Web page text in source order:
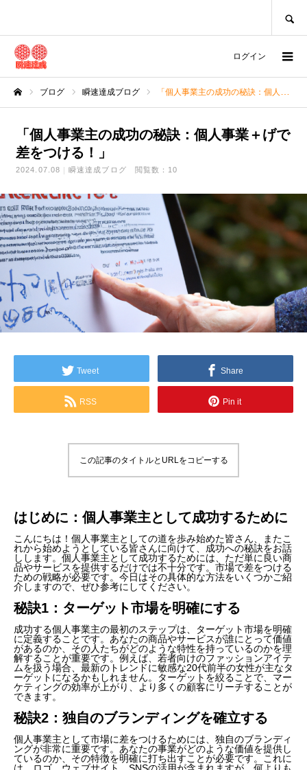
ログイン
ブログ 瞬速達成ブログ 「個人事業主の成功の秘訣：個人事業＋げで差をつける！」
「個人事業主の成功の秘訣：個人事業＋げで
差をつける！」
2024.07.08 瞬速達成ブログ 閲覧数：10
Tweet Share
RSS Pin it
この記事のタイトルとURLをコピーする
はじめに：個人事業主として成功するために
こんにちは！個人事業主としての道を歩み始めた皆さん、またこ
れから始めようとしている皆さんに向けて、成功への秘訣をお話
しします。個人事業主として成功するためには、ただ単に良い商
品やサービスを提供するだけでは不十分です。市場で差をつける
ための戦略が必要です。今日はその具体的な方法をいくつかご紹
介しますので、ぜひ参考にしてください。
秘訣1：ターゲット市場を明確にする
成功する個人事業主の最初のステップは、ターゲット市場を明確
に定義することです。あなたの商品やサービスが誰にとって価値
があるのか、その人たちがどのような特性を持っているのかを理
解することが重要です。例えば、若者向けのファッションアイテ
ムを扱う場合、最新のトレンドに敏感な20代前半の女性が主なタ
ーゲットになるかもしれません。ターゲットを絞ることで、マー
ケティングの効率が上がり、より多くの顧客にリーチすることが
できます。
秘訣2：独自のブランディングを確立する
個人事業主として市場に差をつけるためには、独自のブランディ
ングが非常に重要です。あなたの事業がどのような価値を提供し
ているのか、その特徴を明確に打ち出すことが必要です。これに
は、ロゴ、ウェブサイト、SNSの活用が含まれますが、何よりも